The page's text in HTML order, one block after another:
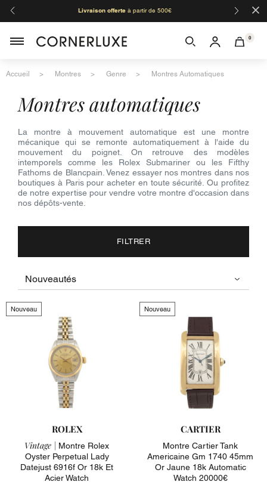
Livraison offerteà partir de 500€ ×
0
Accueil Montres Genre Montres Automatiques
montres automatiques
La montre à mouvement automatique est une montre
mécanique qui se remonte automatiquement à l'aide du
mouvement du poignet. On retrouve des modèles
intemporels comme les Rolex Submariner ou les Fifthy
Fathoms de Blancpain. Venez essayer nos montres dans nos
boutiques à Paris pour acheter en toute sécurité. Ou profitez
de notre expertise pour vendre votre montre d'occasion dans
nos dépôts-vente.
FILTRER
Nouveau
ROLEX
Vintage | Montre Rolex
Oyster Perpetual Lady
Datejust 6916f Or 18k Et
Acier Watch
Nouveau
CARTIER
Montre Cartier Tank
Americaine Gm 1740 45mm
Or Jaune 18k Automatic
Watch 20000€